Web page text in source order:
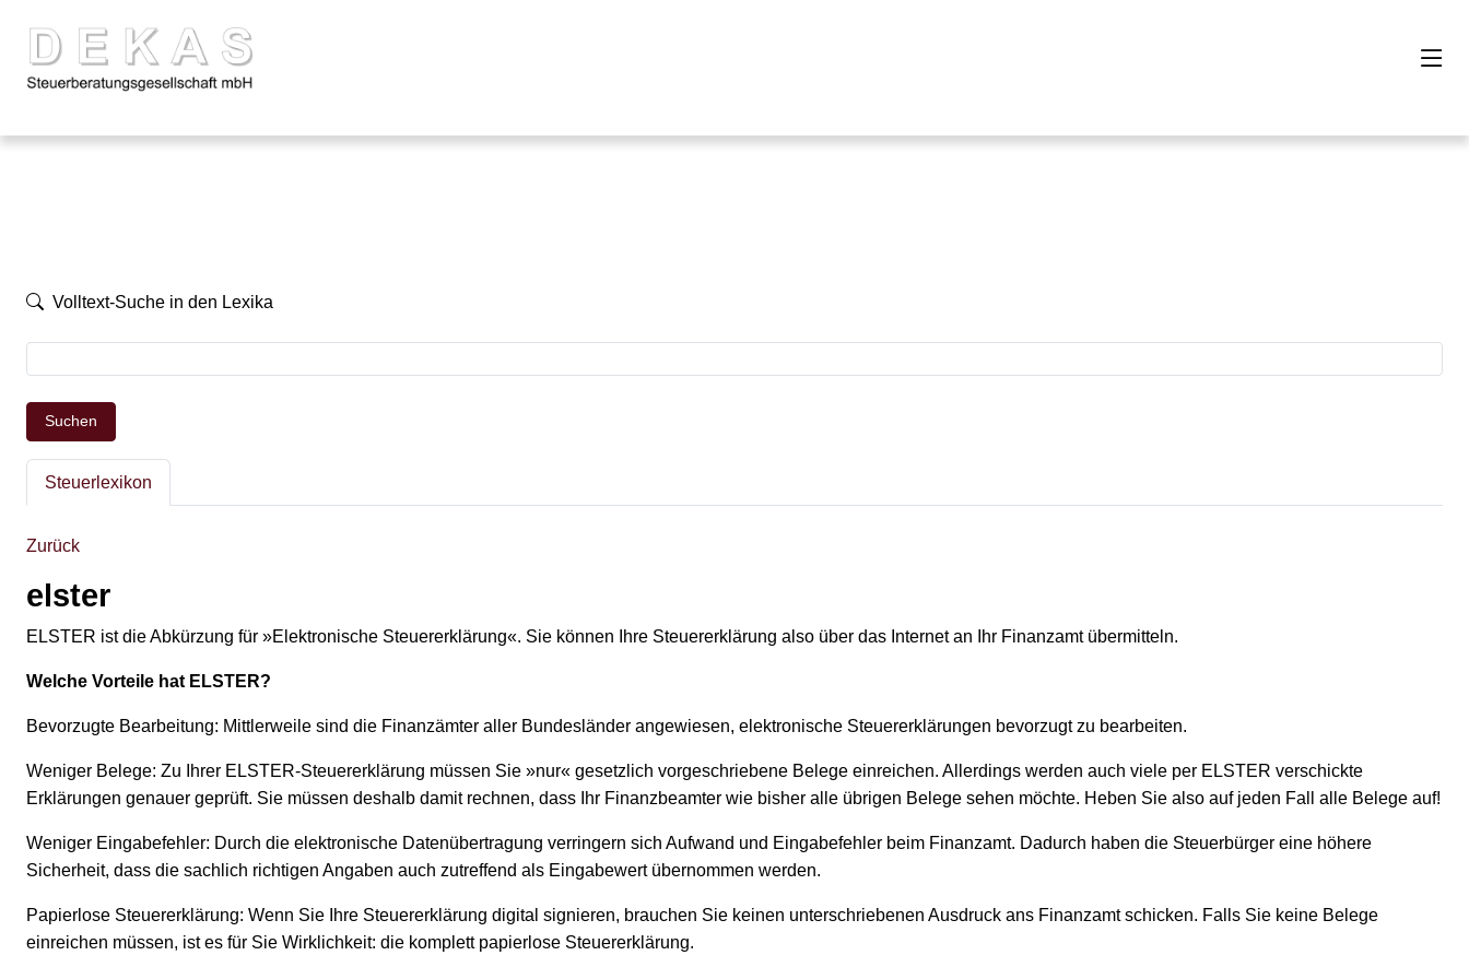
Volltext-Suche in den Lexika
Suchen
Steuerlexikon
Zurück
elster
ELSTER ist die Abkürzung für »Elektronische Steuererklärung«. Sie können Ihre Steuererklärung also über das Internet an Ihr Finanzamt übermitteln.
Welche Vorteile hat ELSTER?
Bevorzugte Bearbeitung: Mittlerweile sind die Finanzämter aller Bundesländer angewiesen, elektronische Steuererklärungen bevorzugt zu bearbeiten.
Weniger Belege: Zu Ihrer ELSTER-Steuererklärung müssen Sie »nur« gesetzlich vorgeschriebene Belege einreichen. Allerdings werden auch viele per ELSTER verschickte
Erklärungen genauer geprüft. Sie müssen deshalb damit rechnen, dass Ihr Finanzbeamter wie bisher alle übrigen Belege sehen möchte. Heben Sie also auf jeden Fall alle Belege auf!
Weniger Eingabefehler: Durch die elektronische Datenübertragung verringern sich Aufwand und Eingabefehler beim Finanzamt. Dadurch haben die Steuerbürger eine höhere
Sicherheit, dass die sachlich richtigen Angaben auch zutreffend als Eingabewert übernommen werden.
Papierlose Steuererklärung: Wenn Sie Ihre Steuererklärung digital signieren, brauchen Sie keinen unterschriebenen Ausdruck ans Finanzamt schicken. Falls Sie keine Belege
einreichen müssen, ist es für Sie Wirklichkeit: die komplett papierlose Steuererklärung.